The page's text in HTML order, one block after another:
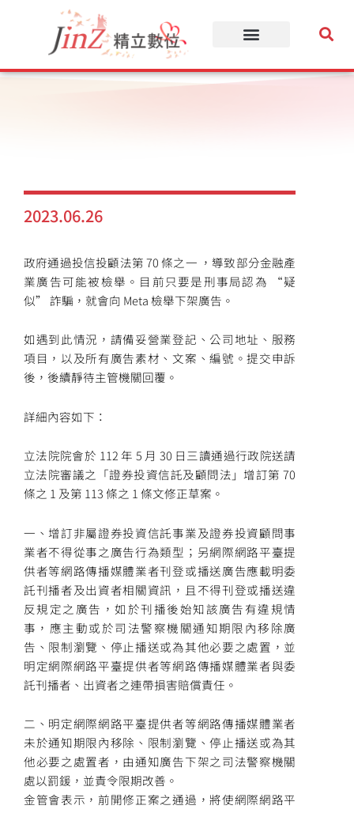
要
2023.06.26
政府通過投信投顧法第 70 條之一 ，導致部分金融產
業廣告可能被檢舉。目前只要是刑事局認為 “疑
似” 詐騙，就會向 Meta 檢舉下架廣告。
如遇到此情況，請備妥營業登記、公司地址、服務
項目，以及所有廣告素材、文案、編號。提交申訴
後，後續靜待主管機關回覆。
詳細內容如下：
立法院院會於 112 年 5 月 30 日三讀通過行政院送請
立法院審議之「證券投資信託及顧問法」增訂第 70
條之 1 及第 113 條之 1 條文修正草案。
一、增訂非屬證券投資信託事業及證券投資顧問事
業者不得從事之廣告行為類型；另網際網路平臺提
供者等網路傳播媒體業者刊登或播送廣告應載明委
託刊播者及出資者相關資訊，且不得刊登或播送違
反規定之廣告，如於刊播後始知該廣告有違規情
事，應主動或於司法警察機關通知期限內移除廣
告、限制瀏覽、停止播送或為其他必要之處置，並
明定網際網路平臺提供者等網路傳播媒體業者與委
託刊播者、出資者之連帶損害賠償責任。
二、明定網際網路平臺提供者等網路傳播媒體業者
未於通知期限內移除、限制瀏覽、停止播送或為其
他必要之處置者，由通知廣告下架之司法警察機關
處以罰鍰，並責令限期改善。
金管會表示，前開修正案之通過，將使網際網路平